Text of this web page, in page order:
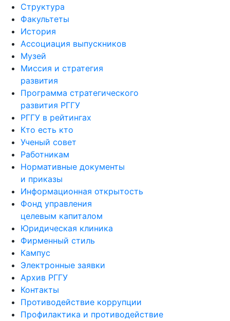
Структура
Факультеты
История
Ассоциация выпускников
Музей
Миссия и стратегия
развития
Программа стратегического
развития РГГУ
РГГУ в рейтингах
Кто есть кто
Ученый совет
Работникам
Нормативные документы
и приказы
Информационная открытость
Фонд управления
целевым капиталом
Юридическая клиника
Фирменный стиль
Кампус
Электронные заявки
Архив РГГУ
Контакты
Противодействие коррупции
Профилактика и противодействие